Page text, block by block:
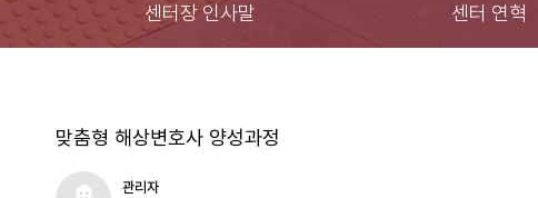
센터장 인사말 센터 연혁
맞춤형 해상변호사 양성과정
관리자